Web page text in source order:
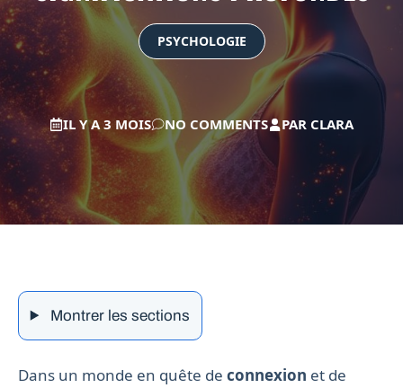
PSYCHOLOGIE
IL Y A 3 MOIS NO COMMENTS PAR CLARA
Montrer les sections
Dans un monde en quête de connexion et de